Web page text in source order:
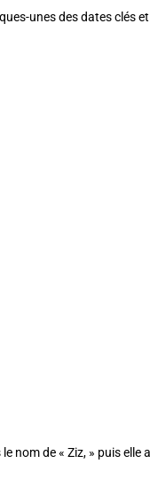
unes des dates clés
nom de « Ziz, » puis elle